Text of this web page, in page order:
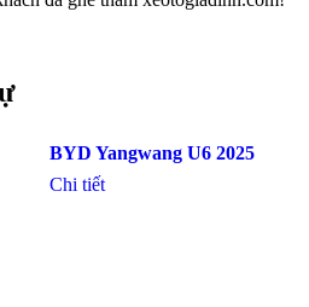
BYD Yangwang U6 2025
Chi tiết